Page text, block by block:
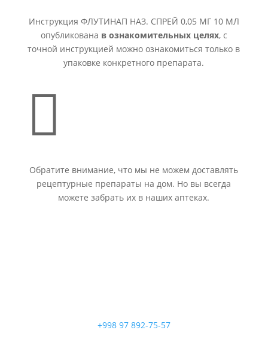
Инструкция ФЛУТИНАП НАЗ. СПРЕЙ 0,05 МГ 10 МЛ
опубликована в ознакомительных целях, с
точной инструкцией можно ознакомиться только в
упаковке конкретного препарата.

Обратите внимание, что мы не можем доставлять
рецептурные препараты на дом. Но вы всегда
можете забрать их в наших аптеках.
+998 97 892-75-57